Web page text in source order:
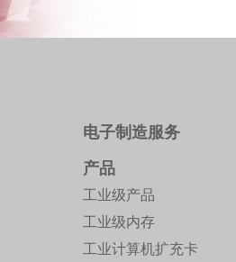
电子制造服务
产品
工业级产品
工业级内存
工业计算机扩充卡